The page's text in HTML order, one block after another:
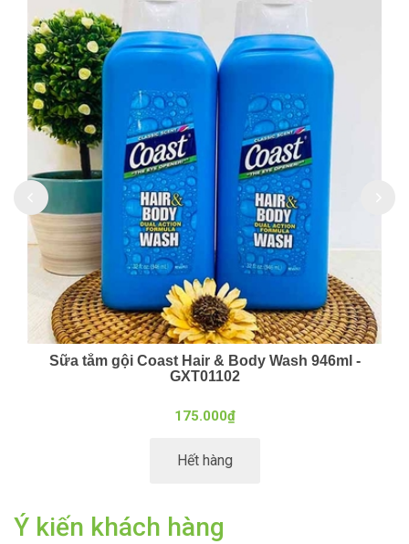
Kem đánh răng tinh thể muối Sunstar Nhật Bản
170g - VSM04201
55.000₫
Mua hàng
Ý kiến khách hàng